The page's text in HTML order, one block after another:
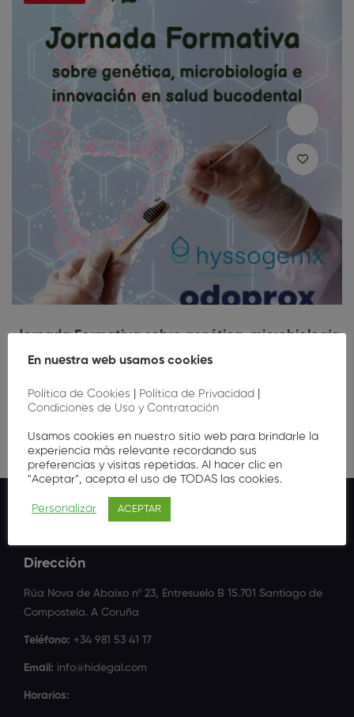
Jornada Formativa sobre genética, microbiología
e innovación en salud bucodental
Dirección
Rúa Nova de Abaixo nº 23, Entresuelo B 15.701 Santiago de
Compostela. A Coruña
Teléfono: +34 981 53 41 17
Email: info@hidegal.com
Horarios:
En nuestra web usamos cookies
Política de Cookies Política de Privacidad
Condiciones de Uso y Contratación
Usamos cookies en nuestro sitio web para brindarle la
experiencia más relevante recordando sus
preferencias y visitas repetidas. Al hacer clic en
"Aceptar", acepta el uso de TODAS las cookies.
Personalizar ACEPTAR